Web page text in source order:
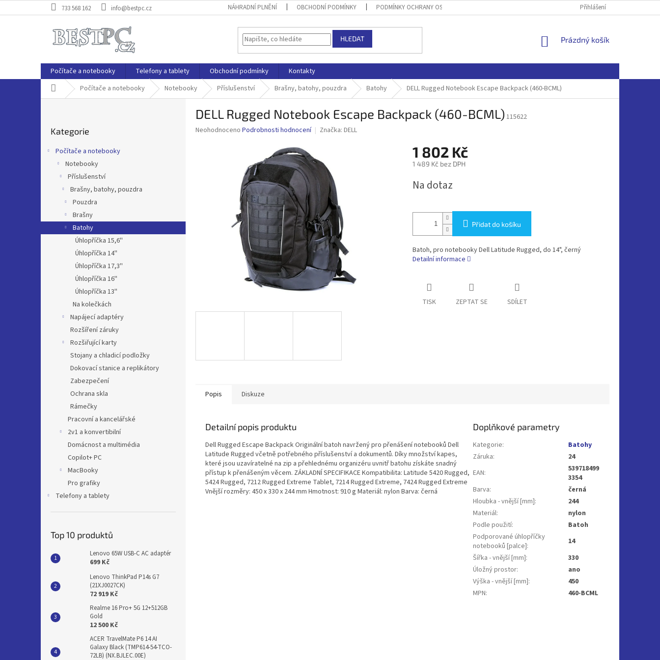
na
733 568 162 info@bestpc.cz NÁHRADNÍ PLNĚNÍ OBCHODNÍ PODMÍNKY PODMÍNKY OCHRANY OSOBNÍCH ÚDAJŮ Přihlášení
HLEDAT
NÁKUPNÍ
Prázdný košík
Počítače a notebooky Telefony a tablety Obchodní podmínky
Kontakty
Domů Počítače a notebooky Notebooky Příslušenství Brašny, batohy, pouzdra Batohy DELL Rugged Notebook Escape Backpack (460-BCML)
n
e
kategorie
Kategorie
Počítače a notebooky
Notebooky
Příslušenství
Brašny, batohy, pouzdra
Pouzdra
Brašny
Batohy
Úhlopříčka 15,6''
Úhlopříčka 14''
Úhlopříčka 17,3''
Úhlopříčka 16''
Úhlopříčka 13''
Na kolečkách
Napájecí adaptéry
Rozšíření záruky
Rozšiřující karty
Stojany a chladicí podložky
Dokovací stanice a replikátory
Zabezpečení
Ochrana skla
Rámečky
Pracovní a kancelářské
2v1 a konvertibilní
Domácnost a multimédia
Copilot+ PC
MacBooky
Pro grafiky
Telefony a tablety
Top 10 produktů
Lenovo 65W USB-C AC adaptér
699 Kč
Lenovo ThinkPad P14s G7
(21XJ0027CK)
72 919 Kč
Realme 16 Pro+ 5G 12+512GB
Gold
12 500 Kč
ACER TravelMate P6 14 AI
Galaxy Black (TMP614-54-TCO-
72LB) (NX.BJLEC.00E)
DELL Rugged Notebook Escape Backpack (460-BCML) 115622
Průměrné
Neohodnoceno Podrobnosti hodnocení Značka: DELL
1 802 Kč
1 489 Kč bez DPH
cena:
Na dotaz
Přidat do košíku
Batoh, pro notebooky Dell Latitude Rugged, do 14", černý
Detailní informace
TISK ZEPTAT SE SDÍLET
Popis Diskuze
Detailní popis produktu
Dell Rugged Escape Backpack Originální batoh navržený pro přenášení notebooků Dell
Latitude Rugged včetně potřebného příslušenství a dokumentů. Díky množství kapes,
které jsou uzavíratelné na zip a přehlednému organizéru uvnitř batohu získáte snadný
přístup k přenášeným věcem. ZÁKLADNÍ SPECIFIKACE Kompatibilita: Latitude 5420 Rugged,
5424 Rugged, 7212 Rugged Extreme Tablet, 7214 Rugged Extreme, 7424 Rugged Extreme
Vnější rozměry: 450 x 330 x 244 mm Hmotnost: 910 g Materiál: nylon Barva: černá
Doplňkové parametry
Kategorie:
Batohy
Záruka:
24
EAN:
539718499
3354
Barva:
černá
Hloubka - vnější [mm]:
244
Materiál:
nylon
Podle použití:
Batoh
Podporované úhlopříčky
notebooků [palce]:
14
Šířka - vnější [mm]:
330
Úložný prostor:
ano
Výška - vnější [mm]:
450
MPN: 460-BCML